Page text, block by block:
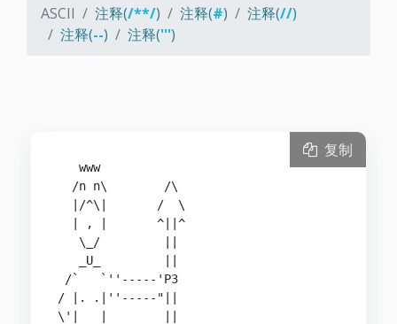
ASCII 注释(/**/) 注释(#) 注释(//)
注释(--) 注释(''')
   www
  /n n\        /\
  |/^\|       /  \
  | , |       ^||^
   \_/         ||
   _U_         ||
/`   `''-----'P3
/ |. .|''-----"||
\'|   |        ||
复制